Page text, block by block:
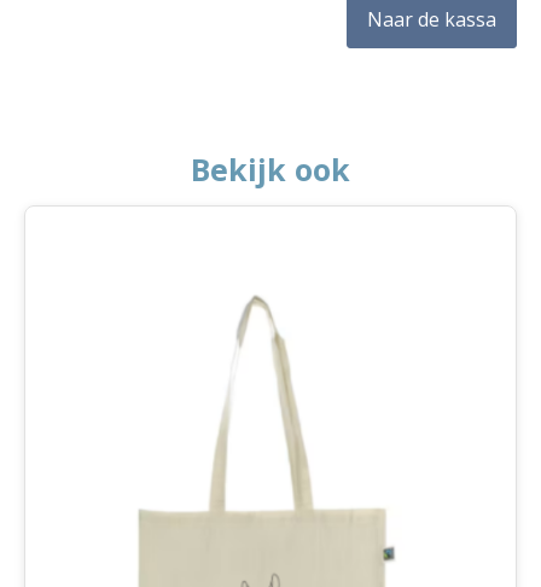
Naar de kassa
Bekijk ook